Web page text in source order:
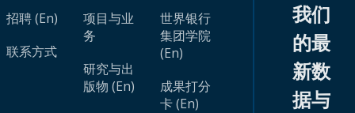
招聘 (En)
联系方式
项目与业
务
研究与出
版物 (En)
世界银行
集团学院
(En)
成果打分
卡 (En)
我们
的最
新数
据与